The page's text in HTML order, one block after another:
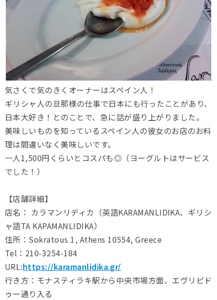
気さくで気のきくオーナーはスペイン人！
ギリシャ人の旦那様の仕事で日本にも行ったことがあり、
日本大好き！とのことで、急に話が盛り上がりました。
美味しいものを知っているスペイン人の彼女のお店のお料
理は間違いなく美味しいです。
一人1,500円くらいとコスパも◎（ヨーグルトはサービス
でした！）
【店舗詳細】
店名： カラマンリディカ（英語KARAMANLIDIKA、ギリシ
ャ語TA KAPAMANLIDIKA）
住所：Sokratous 1, Athens 10554, Greece
Tel：210-3254-184
URL:https://karamanlidika.gr/
行き方：モナスティラキ駅から中央市場方面、エヴリピド
ゥー通り入る